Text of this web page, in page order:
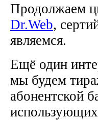
Продолжаем
Dr.Web,
являемся.
Ещё один
мы будем
абонентской